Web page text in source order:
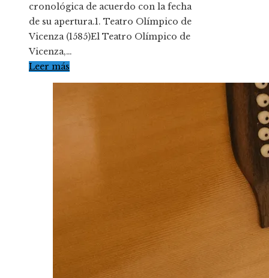
cronológica de acuerdo con la fecha
de su apertura.1. Teatro Olímpico de
Vicenza (1585)El Teatro Olímpico de
Vicenza,…
Leer más